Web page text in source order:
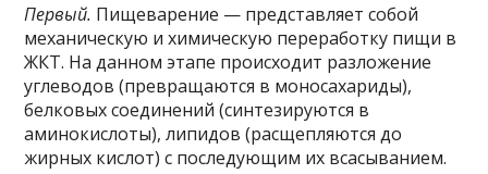
Первый. Пищеварение — представляет собой
механическую и химическую переработку пищи в
ЖКТ. На данном этапе происходит разложение
углеводов (превращаются в моносахариды),
белковых соединений (синтезируются в
аминокислоты), липидов (расщепляются до
жирных кислот) с последующим их всасыванием.